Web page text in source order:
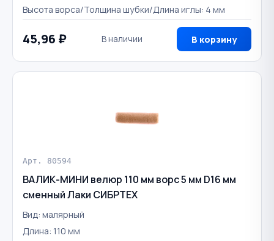
Высота ворса/Толщина шубки/Длина иглы: 4 мм
45,96 ₽ В наличии В корзину
Арт. 80594
ВАЛИК-МИНИ велюр 110 мм ворс 5 мм D16 мм
сменный Лаки СИБРТЕХ
Вид: малярный
Длина: 110 мм